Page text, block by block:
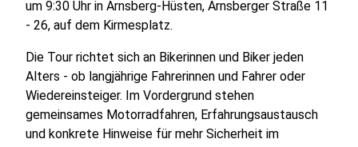
um 9:30 Uhr in Arnsberg-Hüsten, Arnsberger Straße 11
- 26, auf dem Kirmesplatz.
Die Tour richtet sich an Bikerinnen und Biker jeden
Alters - ob langjährige Fahrerinnen und Fahrer oder
Wiedereinsteiger. Im Vordergrund stehen
gemeinsames Motorradfahren, Erfahrungsaustausch
und konkrete Hinweise für mehr Sicherheit im